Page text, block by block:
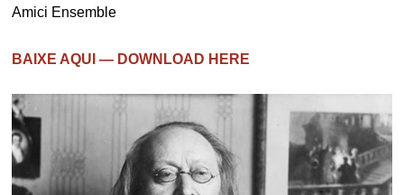
Amici Ensemble
BAIXE AQUI — DOWNLOAD HERE